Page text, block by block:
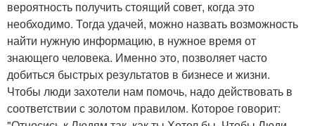
вероятность получить стоящий совет, когда это
необходимо. Тогда удачей, можно назвать возможность
найти нужную информацию, в нужное время от
знающего человека. Именно это, позволяет часто
добиться быстрых результатов в бизнесе и жизни.
Чтобы люди захотели нам помочь, надо действовать в
соответствии с золотом правилом. Которое говорит: